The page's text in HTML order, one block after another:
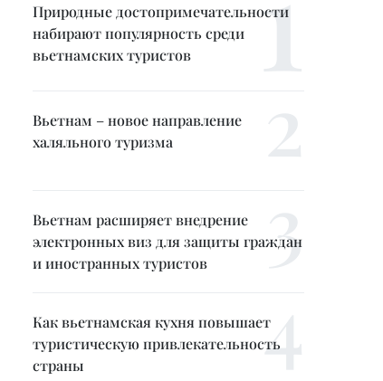
Природные достопримечательности
набирают популярность среди
вьетнамских туристов
Вьетнам – новое направление
халяльного туризма
Вьетнам расширяет внедрение
электронных виз для защиты граждан
и иностранных туристов
Как вьетнамская кухня повышает
туристическую привлекательность
страны